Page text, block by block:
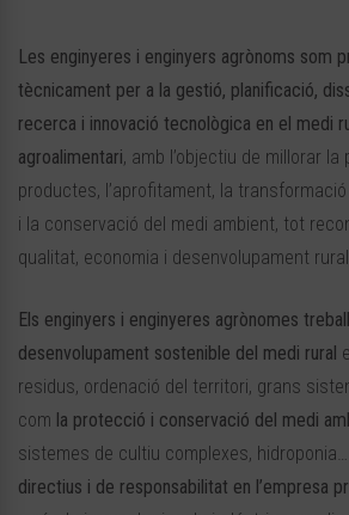
Les enginyeres i enginyers agrònoms som
tècnicament per a la gestió, planificació,
recerca i innovació tecnològica en el medi
agroalimentari, amb l’objectiu de millorar la
productes, l’aprofitament, la
i la conservació del medi ambient, tot
qualitat, economia i desenvolupament
Els enginyers i enginyeres agrònomes
desenvolupament sostenible del medi rural
residus, ordenació del territori, grans
com la protecció i conservació del medi
sistemes de cultiu complexes, hidroponia…
directius i de responsabilitat en l’empresa